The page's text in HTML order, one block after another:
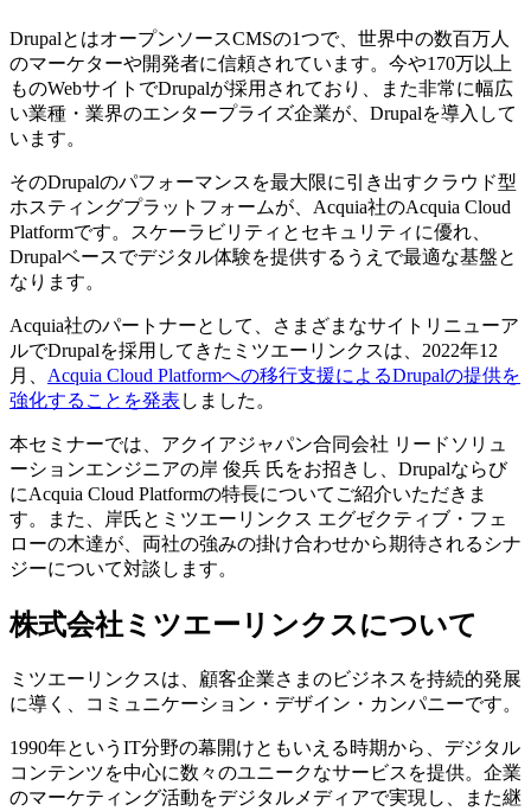
DrupalとはオープンソースCMSの1つで、世界中の数百万人
のマーケターや開発者に信頼されています。今や170万以上
ものWebサイトでDrupalが採用されており、また非常に幅広
い業種・業界のエンタープライズ企業が、Drupalを導入して
います。
そのDrupalのパフォーマンスを最大限に引き出すクラウド型
ホスティングプラットフォームが、Acquia社のAcquia Cloud
Platformです。スケーラビリティとセキュリティに優れ、
Drupalベースでデジタル体験を提供するうえで最適な基盤と
なります。
Acquia社のパートナーとして、さまざまなサイトリニューア
ルでDrupalを採用してきたミツエーリンクスは、2022年12
月、 Acquia Cloud Platformへの移行支援によるDrupalの提供を
強化することを発表 しました。
本セミナーでは、アクイアジャパン合同会社 リードソリュ
ーションエンジニアの岸 俊兵 氏をお招きし、Drupalならび
にAcquia Cloud Platformの特長についてご紹介いただきま
す。また、岸氏とミツエーリンクス エグゼクティブ・フェ
ローの木達が、両社の強みの掛け合わせから期待されるシナ
ジーについて対談します。
株式会社ミツエーリンクスについて
ミツエーリンクスは、顧客企業さまのビジネスを持続的発展
に導く、コミュニケーション・デザイン・カンパニーです。
1990年というIT分野の幕開けともいえる時期から、デジタル
コンテンツを中心に数々のユニークなサービスを提供。企業
のマーケティング活動をデジタルメディアで実現し、また継